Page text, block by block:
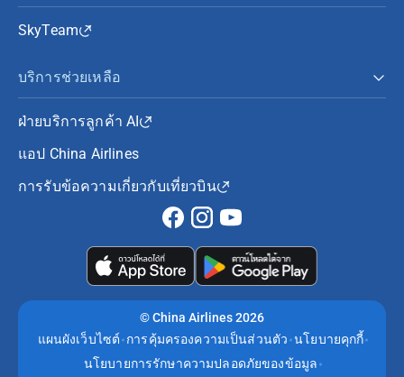
SkyTeam
บริการช่วยเหลือ
ฝ่ายบริการลูกค้า AI
แอป China Airlines
การรับข้อความเกี่ยวกับเที่ยวบิน
©China Airlines 2026
แผนผังเว็บไซต์ การคุ้มครองความเป็นส่วนตัว นโยบายคุกกี้
นโยบายการรักษาความปลอดภัยของข้อมูล